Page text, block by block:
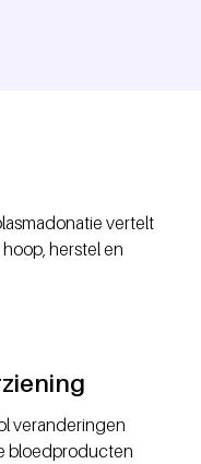
vertelt
herstel en
veranderingen
bloedproducten